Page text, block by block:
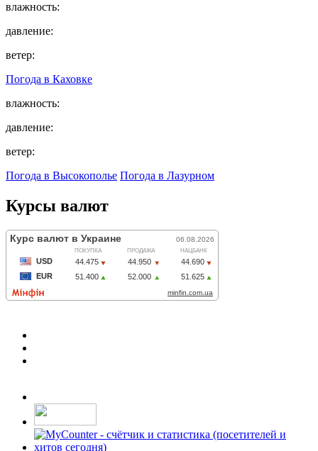
влажность:
давление:
ветер:
Погода в Каховке
влажность:
давление:
ветер:
Погода в Высокополье Погода в Лазурном
Курсы валют